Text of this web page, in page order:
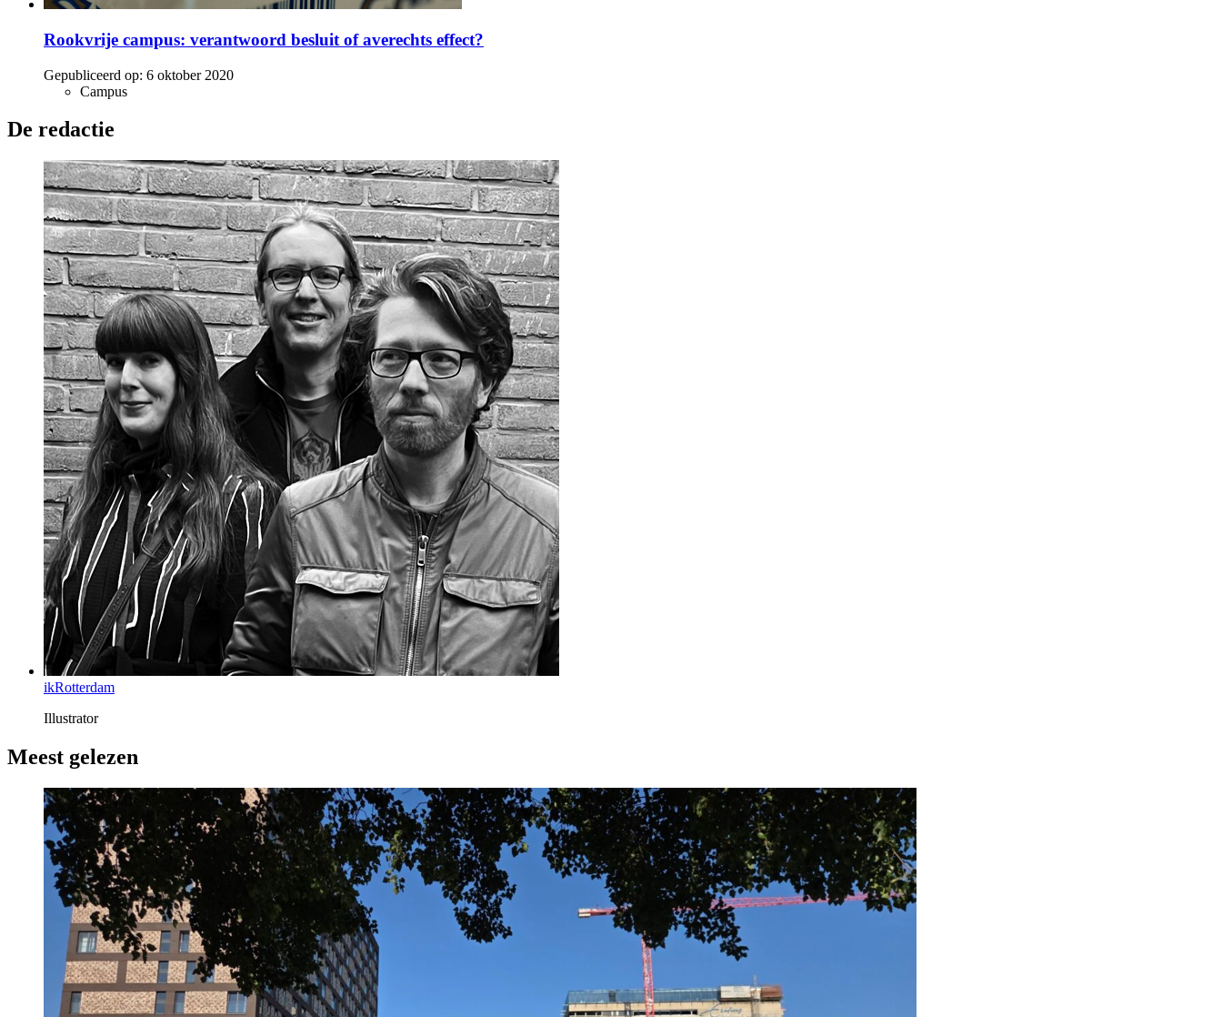
Rookvrije campus: verantwoord besluit of averechts effect?
Gepubliceerd op: 6 oktober 2020
Campus
De redactie
ikRotterdam
Illustrator
Meest gelezen